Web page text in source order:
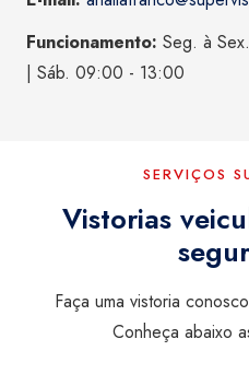
Funcionamento: Seg. à
| Sáb. 09:00 - 13:00
SERVIÇOS
Vistorias
Faça uma vistoria
Conheça abaixo